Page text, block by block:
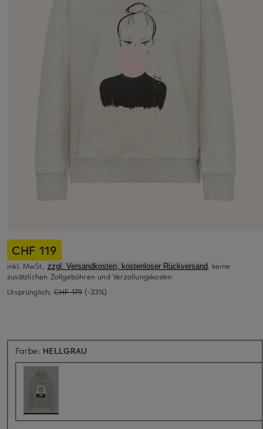
CHF 119
inkl. MwSt., zzgl. Versandkosten, kostenloser Rückversand, keine
zusätzlichen Zollgebühren und Verzollungskosten
Ursprünglich: CHF 179 (-33%)
Farbe: HELLGRAU